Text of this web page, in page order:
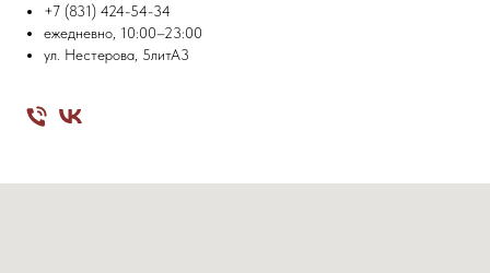
+7 (831) 424-54-34
ежедневно, 10:00–23:00
ул. Нестерова, 5литА3